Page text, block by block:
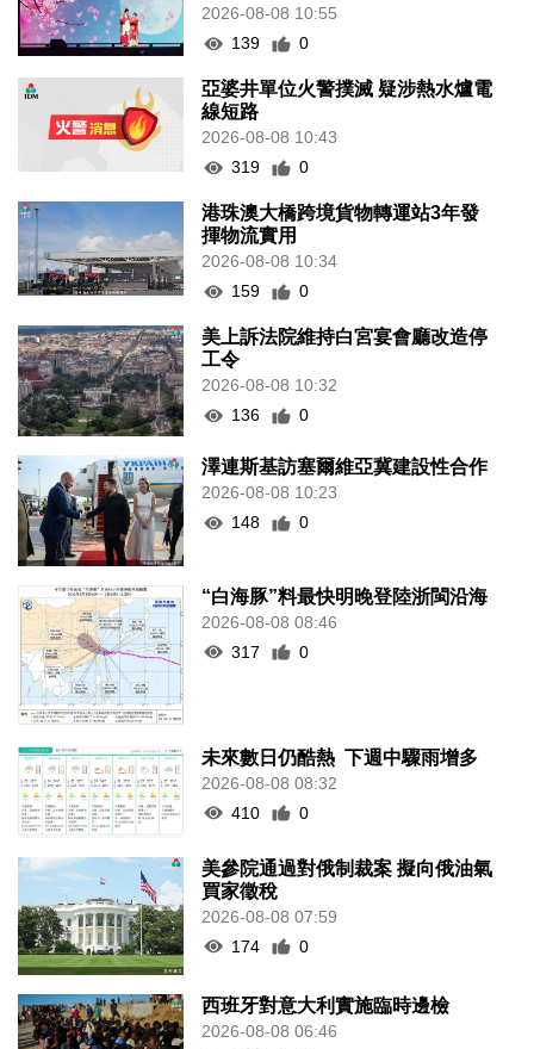
2026-08-08 10:55
139
0
亞婆井單位火警撲滅 疑涉熱水爐電
線短路
2026-08-08 10:43
319
0
港珠澳大橋跨境貨物轉運站3年發
揮物流實用
2026-08-08 10:34
159
0
美上訴法院維持白宮宴會廳改造停
工令
2026-08-08 10:32
136
0
澤連斯基訪塞爾維亞冀建設性合作
2026-08-08 10:23
148
0
“白海豚”料最快明晚登陸浙閩沿海
2026-08-08 08:46
317
0
未來數日仍酷熱 下週中驟雨增多
2026-08-08 08:32
410
0
美參院通過對俄制裁案 擬向俄油氣
買家徵稅
2026-08-08 07:59
174
0
西班牙對意大利實施臨時邊檢
2026-08-08 06:46